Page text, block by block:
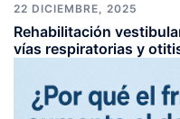
22 DICIEMBRE, 2025
Rehabilitación
vías respiratorias y